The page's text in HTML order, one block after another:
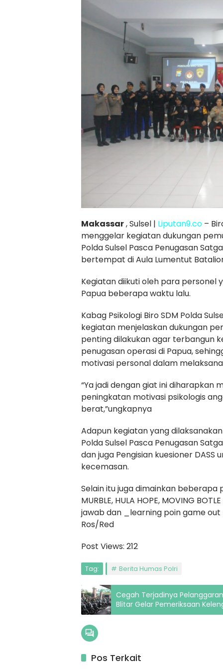
Makassar, Sulsel | Liputan9.co –
menggelar kegiatan dukungan
Polda Sulsel Pasca Penugasan
bertempat di Aula Lumentut
Kegiatan diikuti oleh para personel
Papua beberapa waktu lalu.
Kabag Psikologi Biro SDM Polda
kegiatan menjelaskan dukungan
penting dilakukan agar terbangun
penugasan operasi di Papua,
motivasi personal dalam
“Ya jadi dengan giat ini
peningkatan motivasi psikologis
berat,”ungkapnya
Adapun kegiatan yang
Polda Sulsel Pasca Penugasan
dan juga Pengisian kuesioner
kecemasan.
Selain itu juga dimainkan beberapa
MURBLE, HULA HOPE, MOVING
jawab dan _learning poin game
Ros/Red
Post Views: 212
Tag: Berita Humas Polri
Cegah Terjadinya
Blitar Gelar Pemeriksaan
Pos Terkait